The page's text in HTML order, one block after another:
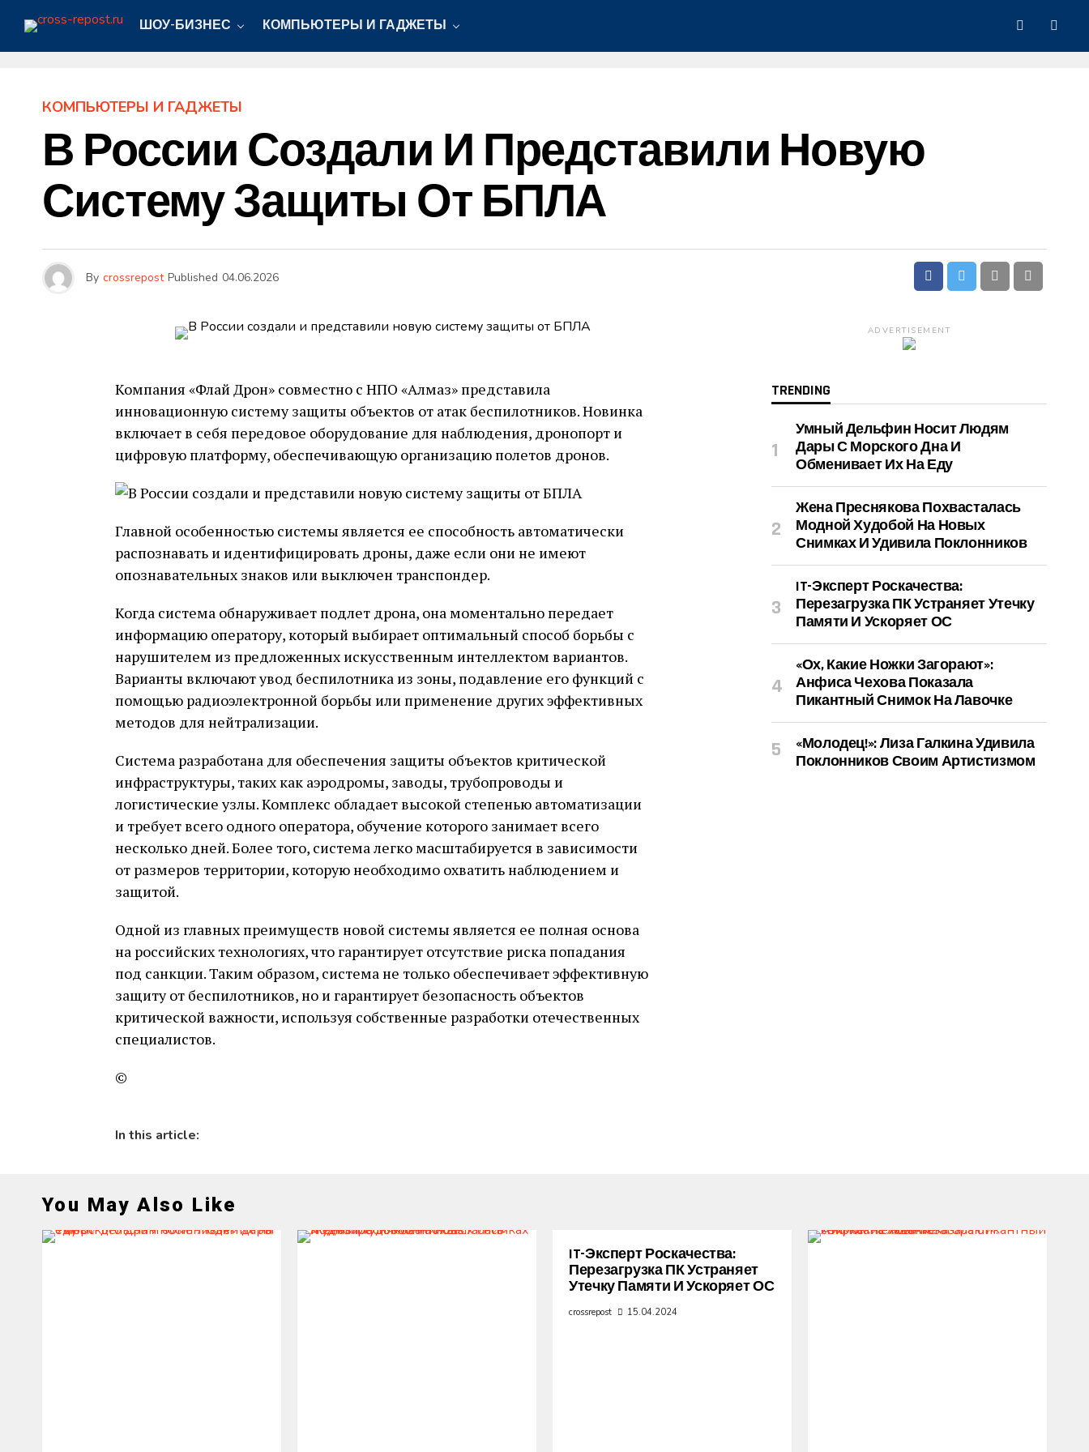
ШОУ-БИЗНЕС КОМПЬЮТЕРЫ И ГАДЖЕТЫ
КОМПЬЮТЕРЫ И ГАДЖЕТЫ
В России Создали И Представили Новую
Систему Защиты От БПЛА
By crossrepost Published 04.06.2026
Компания «Флай Дрон» совместно с НПО «Алмаз» представила
инновационную систему защиты объектов от атак беспилотников. Новинка
включает в себя передовое оборудование для наблюдения, дронопорт и
цифровую платформу, обеспечивающую организацию полетов дронов.
Главной особенностью системы является ее способность автоматически
распознавать и идентифицировать дроны, даже если они не имеют
опознавательных знаков или выключен транспондер.
Когда система обнаруживает подлет дрона, она моментально передает
информацию оператору, который выбирает оптимальный способ борьбы с
нарушителем из предложенных искусственным интеллектом вариантов.
Варианты включают увод беспилотника из зоны, подавление его функций с
помощью радиоэлектронной борьбы или применение других эффективных
методов для нейтрализации.
Система разработана для обеспечения защиты объектов критической
инфраструктуры, таких как аэродромы, заводы, трубопроводы и
логистические узлы. Комплекс обладает высокой степенью автоматизации
и требует всего одного оператора, обучение которого занимает всего
несколько дней. Более того, система легко масштабируется в зависимости
от размеров территории, которую необходимо охватить наблюдением и
защитой.
Одной из главных преимуществ новой системы является ее полная основа
на российских технологиях, что гарантирует отсутствие риска попадания
под санкции. Таким образом, система не только обеспечивает эффективную
защиту от беспилотников, но и гарантирует безопасность объектов
критической важности, используя собственные разработки отечественных
специалистов.
©
In this article:
ADVERTISEMENT
TRENDING
Умный Дельфин Носит Людям
Дары С Морского Дна И
Обменивает Их На Еду
Жена Преснякова Похвасталась
Модной Худобой На Новых
Снимках И Удивила Поклонников
IT-Эксперт Роскачества:
Перезагрузка ПК Устраняет Утечку
Памяти И Ускоряет ОС
«Ох, Какие Ножки Загорают»:
Анфиса Чехова Показала
Пикантный Снимок На Лавочке
«Молодец!»: Лиза Галкина Удивила
Поклонников Своим Артистизмом
You May Also Like
IT-Эксперт Роскачества:
Перезагрузка ПК Устраняет
Утечку Памяти И Ускоряет ОС
crossrepost 15.04.2024